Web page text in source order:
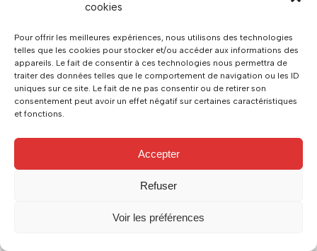
cookies
Pour offrir les meilleures expériences, nous utilisons des technologies
telles que les cookies pour stocker et/ou accéder aux informations des
appareils. Le fait de consentir à ces technologies nous permettra de
traiter des données telles que le comportement de navigation ou les ID
uniques sur ce site. Le fait de ne pas consentir ou de retirer son
consentement peut avoir un effet négatif sur certaines caractéristiques
et fonctions.
Accepter
Refuser
Voir les préférences
© Diag Jam 2026. Tous droits réservés. Site Internet réalisé par
06 61 15 95 78
contact@diag-jam.fr
Mentions légales